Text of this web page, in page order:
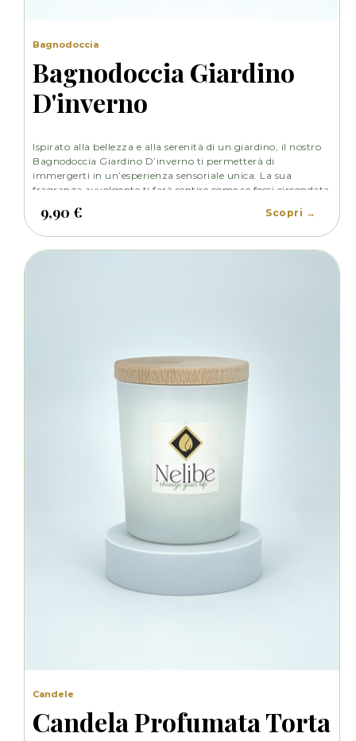
Bagnodoccia
Bagnodoccia Giardino
D'inverno
Ispirato alla bellezza e alla serenità di un giardino, il nostro
Bagnodoccia Giardino D’inverno ti permetterà di
immergerti in un’esperienza sensoriale unica. La sua
fragranza avvolgente ti farà sentire come se fossi circondata
9,90 € Scopri →
Candele
Candela Profumata Torta